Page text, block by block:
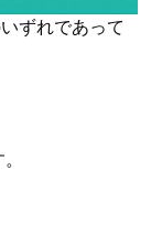
ずれであって